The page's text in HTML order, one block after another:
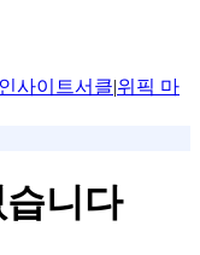
사이트서클|위픽 마
니다